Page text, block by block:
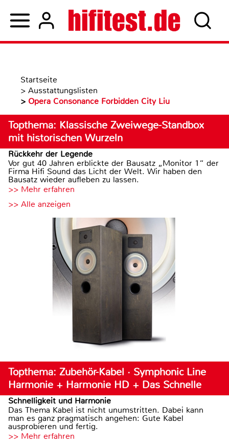
Startseite
> Ausstattungslisten
> Opera Consonance Forbidden City Liu
Topthema: Klassische Zweiwege-Standbox
mit historischen Wurzeln
Rückkehr der Legende
Vor gut 40 Jahren erblickte der Bausatz „Monitor 1“ der
Firma Hifi Sound das Licht der Welt. Wir haben den
Bausatz wieder aufleben zu lassen.
>> Mehr erfahren
>> Alle anzeigen
Topthema: Zubehör-Kabel · Symphonic Line
Harmonie + Harmonie HD + Das Schnelle
Schnelligkeit und Harmonie
Das Thema Kabel ist nicht unumstritten. Dabei kann
man es ganz pragmatisch angehen: Gute Kabel
ausprobieren und fertig.
>> Mehr erfahren